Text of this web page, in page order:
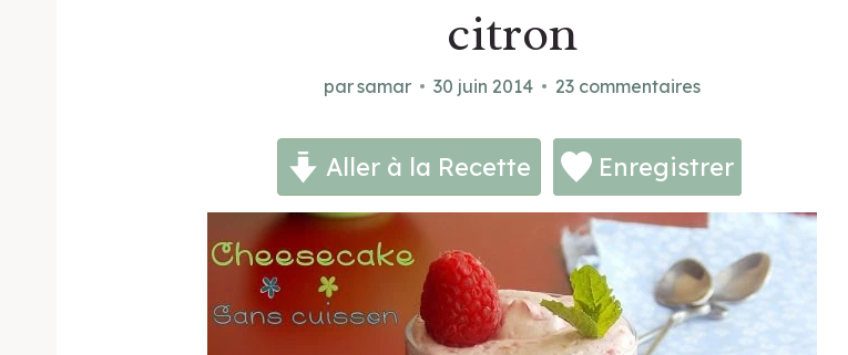
citron
parsamar 30 juin 2014 23 commentaires
Aller à la Recette Enregistrer